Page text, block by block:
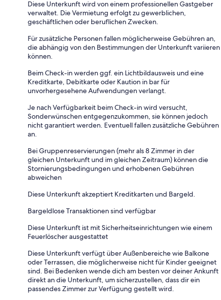
Diese Unterkunft wird von einem professionellen Gastgeber
verwaltet. Die Vermietung erfolgt zu gewerblichen,
geschäftlichen oder beruflichen Zwecken.
Für zusätzliche Personen fallen möglicherweise Gebühren an,
die abhängig von den Bestimmungen der Unterkunft variieren
können.
Beim Check-in werden ggf. ein Lichtbildausweis und eine
Kreditkarte, Debitkarte oder Kaution in bar für
unvorhergesehene Aufwendungen verlangt.
Je nach Verfügbarkeit beim Check-in wird versucht,
Sonderwünschen entgegenzukommen, sie können jedoch
nicht garantiert werden. Eventuell fallen zusätzliche Gebühren
an.
Bei Gruppenreservierungen (mehr als 8 Zimmer in der
gleichen Unterkunft und im gleichen Zeitraum) können die
Stornierungsbedingungen und erhobenen Gebühren
abweichen
Diese Unterkunft akzeptiert Kreditkarten und Bargeld.
Bargeldlose Transaktionen sind verfügbar
Diese Unterkunft ist mit Sicherheitseinrichtungen wie einem
Feuerlöscher ausgestattet
Diese Unterkunft verfügt über Außenbereiche wie Balkone
oder Terrassen, die möglicherweise nicht für Kinder geeignet
sind. Bei Bedenken wende dich am besten vor deiner Ankunft
direkt an die Unterkunft, um sicherzustellen, dass dir ein
passendes Zimmer zur Verfügung gestellt wird.